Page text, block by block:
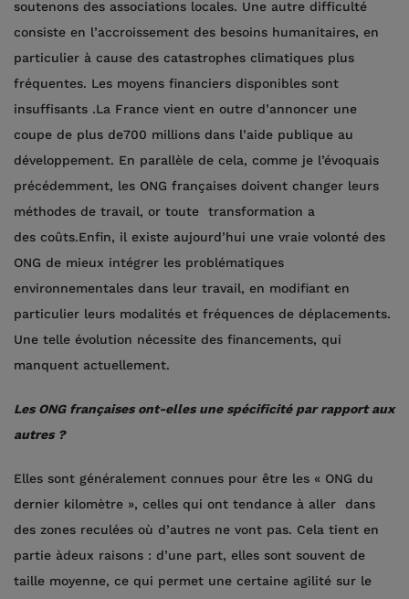
soutenons des associations locales. Une autre difficulté
consiste en l’accroissement des besoins humanitaires, en
particulier à cause des catastrophes climatiques plus
fréquentes. Les moyens financiers disponibles sont
insuffisants .La France vient en outre d’annoncer une
coupe de plus de700 millions dans l’aide publique au
développement. En parallèle de cela, comme je l’évoquais
précédemment, les ONG françaises doivent changer leurs
méthodes de travail, or toute transformation a
des coûts.Enfin, il existe aujourd’hui une vraie volonté des
ONG de mieux intégrer les problématiques
environnementales dans leur travail, en modifiant en
particulier leurs modalités et fréquences de déplacements.
Une telle évolution nécessite des financements, qui
manquent actuellement.
Les ONG françaises ont-elles une spécificité par rapport aux
autres ?
Elles sont généralement connues pour être les « ONG du
dernier kilomètre », celles qui ont tendance à aller dans
des zones reculées où d’autres ne vont pas. Cela tient en
partie àdeux raisons : d’une part, elles sont souvent de
taille moyenne, ce qui permet une certaine agilité sur le